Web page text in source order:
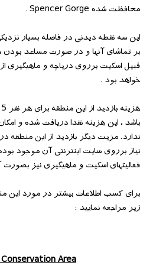
محافظت شده Spencer Gorge .
این سه نقطه دیدنی در فاصله بسیار
بر تماشای آنها و در صورت مساعد
قبیل اسکیت برروی دریاچه و ماهیگیری
خواهد بود .
باشد ، این هزینه نقدا دریافت شده و
ندارد. مزیت دیگر بازدید از این
نیاز برروی سایت اینترنتی آن موجود
فعالیتهای اسکیت و ماهیگیری نیز بصورت
برای کسب اطلاعات بیشتر در مورد این
زیر مراجعه نمایید :
Area